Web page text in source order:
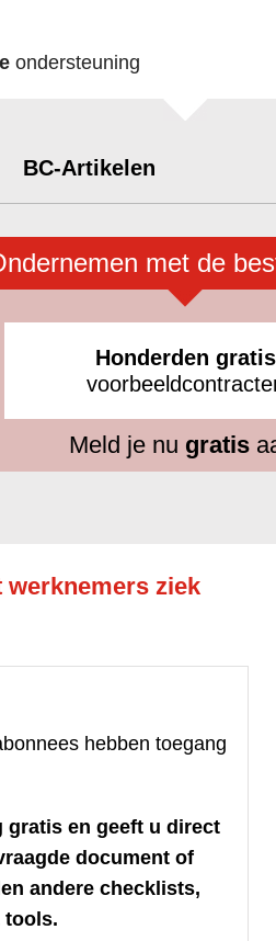
ondersteuning
BC-Artikelen
met de
Honderden gratis
Meld je nu gratis
werknemers ziek
hebben toegang
gratis en geeft u direct
document of
andere checklists,
tools.